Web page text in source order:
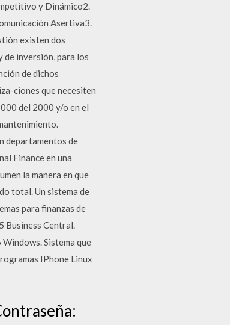
y Dinámico2.
Asertiva3.
existen dos
de inversión, para los
de dichos
ciones que necesiten
del 2000 y/o en el
departamentos de
Finance en una
la manera en que
total. Un sistema de
para finanzas de
Business Central.
Sistema que
IPhone Linux